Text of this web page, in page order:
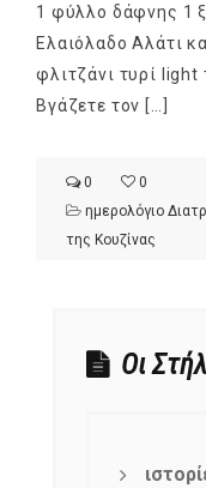
1 φύλλο δάφνης 1
Ελαιόλαδο Αλάτι
φλιτζάνι τυρί light
Βγάζετε τον […]
0
0
ημερολόγιο
της Κουζίνας
Οι